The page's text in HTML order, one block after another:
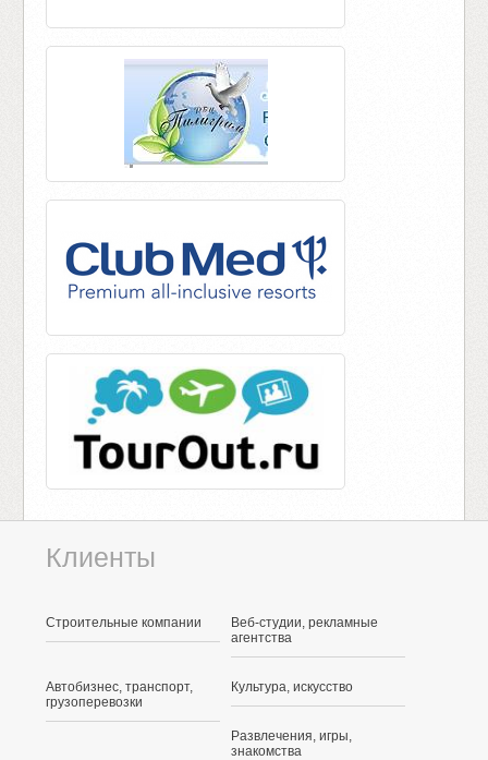
Клиенты
Строительные компании
Веб-студии, рекламные
агентства
Автобизнес, транспорт,
грузоперевозки
Культура, искусство
Развлечения, игры,
знакомства